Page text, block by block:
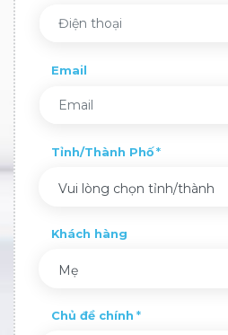
Email
Tỉnh/Thành Phố
Vui lòng chọn tỉnh/thành
Khách hàng
Mẹ
Chủ đề chính